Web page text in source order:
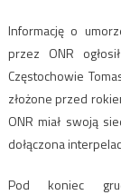
Informację o
przez ONR
Częstochowie
złożone przed
ONR miał swoją
dołączona
Pod koniec